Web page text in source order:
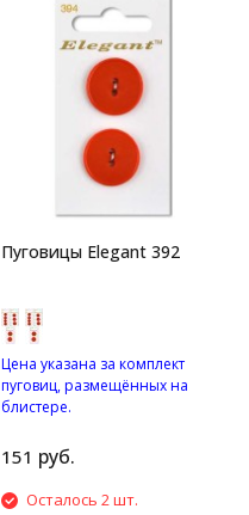
Пуговицы Elegant 392
Цена указана за комплект
пуговиц, размещённых на
блистере.
отверстиями.
151 руб.
Осталось 2 шт.